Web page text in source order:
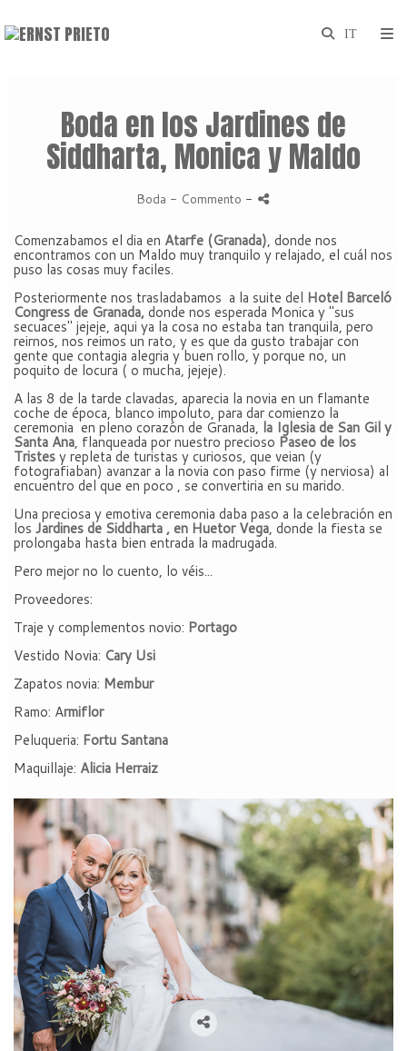
Boda en los Jardines de
Siddharta, Monica y Maldo
Boda - Commento -
Comenzabamos el dia en Atarfe (Granada), donde nos
encontramos con un Maldo muy tranquilo y relajado, el cuál nos
puso las cosas muy faciles.
Posteriormente nos trasladabamos a la suite del Hotel Barceló
Congress de Granada, donde nos esperada Monica y "sus
secuaces" jejeje, aqui ya la cosa no estaba tan tranquila, pero
reirnos, nos reimos un rato, y es que da gusto trabajar con
gente que contagia alegria y buen rollo, y porque no, un
poquito de locura ( o mucha, jejeje).
A las 8 de la tarde clavadas, aparecia la novia en un flamante
coche de época, blanco impoluto, para dar comienzo la
ceremonia en pleno corazón de Granada, la Iglesia de San Gil y
Santa Ana, flanqueada por nuestro precioso Paseo de los
Tristesy repleta de turistas y curiosos, que veian (y
fotografiaban) avanzar a la novia con paso firme (y nerviosa) al
encuentro del que en poco , se convertiria en su marido.
Una preciosa y emotiva ceremonia daba paso a la celebración en
los Jardines de Siddharta , en Huetor Vega, donde la fiesta se
prolongaba hasta bien entrada la madrugada.
Pero mejor no lo cuento, lo véis...
Proveedores:
Traje y complementos novio: Portago
Vestido Novia: Cary Usi
Zapatos novia: Membur
Ramo: Armiflor
Peluqueria: Fortu Santana
Maquillaje: Alicia Herraiz